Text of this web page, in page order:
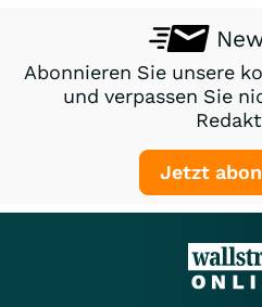
Abonnieren Sie unsere
und verpassen Sie
Jetzt